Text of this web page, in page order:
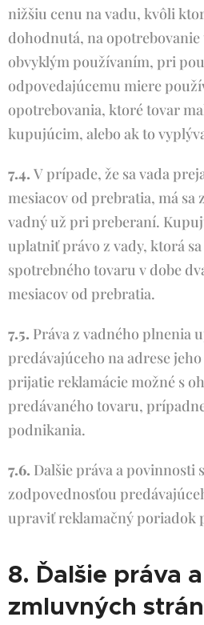
nižšiu cenu na vadu, kvôli
dohodnutá, na
obvyklým používaním, pri
odpovedajúcemu miere
opotrebovania, ktoré tovar
kupujúcim, alebo ak to
7.4. V prípade, že sa vada
mesiacov od prebratia, má sa
vadný už pri preberaní.
uplatniť právo z vady, ktorá
spotrebného tovaru v dobe
mesiacov od prebratia.
7.5. Práva z vadného plnenia
predávajúceho na adrese
prijatie reklamácie možné s
predávaného tovaru,
podnikania.
7.6. Dalšie práva a povinnosti
zodpovednosťou
upraviť reklamačný poriadok
8. Ďalšie práva
zmluvných strán